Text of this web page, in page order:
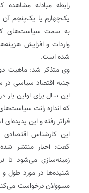
رابطه مبادله
یک‌چهارم یا یک‌پنجم
به سمت سیاست‌های
واردات و افزایش
شده است.
وی متذکر شد: ماهیت
این سال برای اولین بار
که اندازه رانت
فراتر رفته و این
این کارشناس
گفت: اخبار منتشر
زمینه‌سازی می‌شود تا
شنیده‌ها در مورد طول
مسوولان درخواست